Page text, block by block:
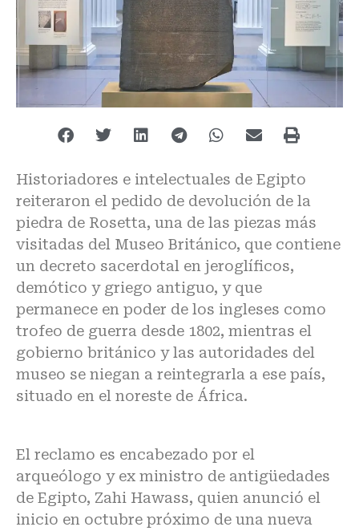
Historiadores e intelectuales de Egipto
reiteraron el pedido de devolución de la
piedra de Rosetta, una de las piezas más
visitadas del Museo Británico, que contiene
un decreto sacerdotal en jeroglíficos,
demótico y griego antiguo, y que
permanece en poder de los ingleses como
trofeo de guerra desde 1802, mientras el
gobierno británico y las autoridades del
museo se niegan a reintegrarla a ese país,
situado en el noreste de África.
El reclamo es encabezado por el
arqueólogo y ex ministro de antigüedades
de Egipto, Zahi Hawass, quien anunció el
inicio en octubre próximo de una nueva